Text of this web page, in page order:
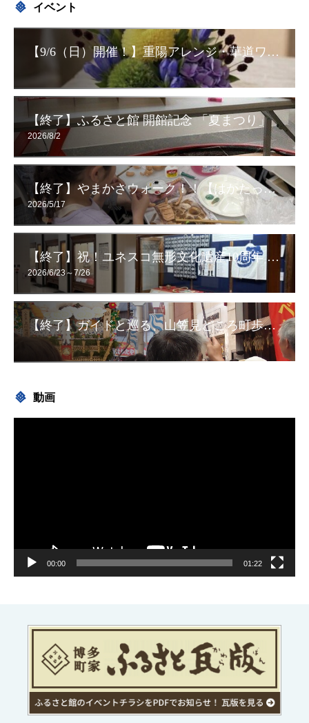
イベント
【9/6（日）開催！】重陽アレンジ・華道ワークショップ
【終了】ふるさと館 開館記念 「夏まつり」
2026/8/2
【終了】やまかさウォーク！！【はかたっ子CLUB】
2026/5/17
【終了】祝！ユネスコ無形文化遺産10周年 想いを伝える！ 令和8年度 博多祇園山笠展【企画展】
2026/6/23～7/26
【終了】ガイドと巡る、山笠見どころ町歩き！
動画
00:00 01:22